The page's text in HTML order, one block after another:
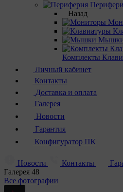
Назад
Комплекты
Личный кабинет
Контакты
Доставка и оплата
Галерея
Новости
Гарантия
Конфигуратор ПК
Новости Контакты
Галерея 48
Все фотографии